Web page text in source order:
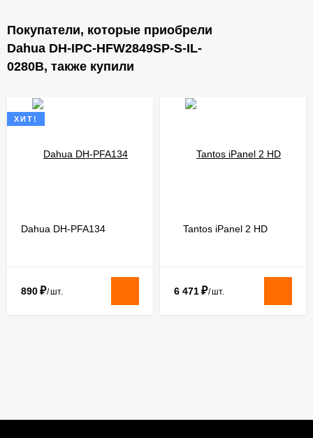
Покупатели, которые приобрели
Dahua DH-IPC-HFW2849SP-S-IL-
0280B, также купили
ХИТ!
Dahua DH-PFA134
890₽/шт.
Tantos iPanel 2 HD
6 471₽/шт.